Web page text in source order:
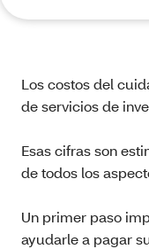
Los costos del
de servicios de
Esas cifras son
de todos los
Un primer paso
ayudarle a pagar